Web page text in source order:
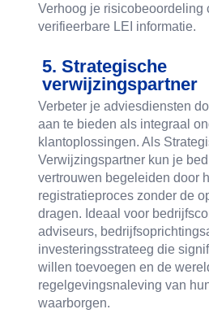
Verhoog je risicobeoordeling
verifieerbare LEI informatie.
5. Strategische
verwijzingspartner
Verbeter je adviesdiensten
aan te bieden als integraal
klantoplossingen. Als
Verwijzingspartner kun je
vertrouwen begeleiden door
registratieproces zonder de
dragen. Ideaal voor
adviseurs,
investeringsstrateeg die
willen toevoegen en de
regelgevingsnaleving van
waarborgen.